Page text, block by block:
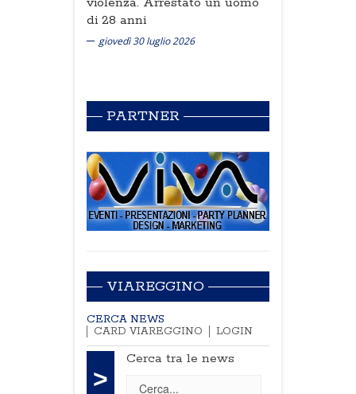
di 28 anni
giovedì 30 luglio 2026
PARTNER
VIAREGGINO
CERCA NEWS
CARD VIAREGGINO
LOGIN
>
Cerca tra le news